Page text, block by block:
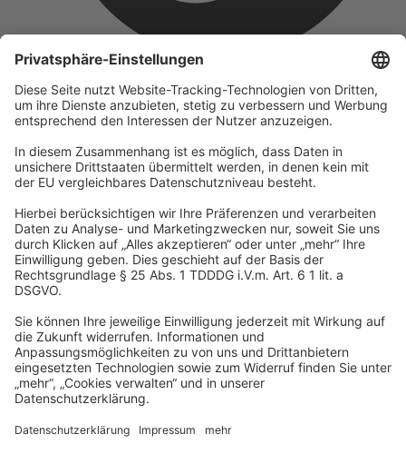
Unternehmen
Wir sind Teil der REWE Group und ihrer Touristiksparte
DERTOUR Group. Damit gehören wir zu einer der größten
touristischen Unternehmensgruppen in Europa.
© 2026A-ROSA Hotels
Presse
Datenschutz